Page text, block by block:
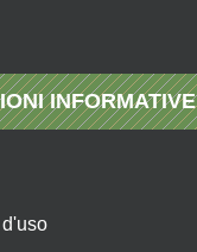
INFORMATIVE